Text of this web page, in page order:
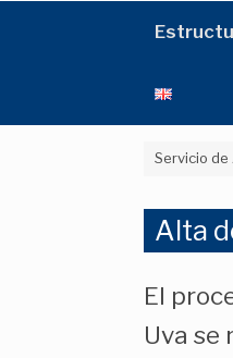
Servicio de
Alta
El
Uva se